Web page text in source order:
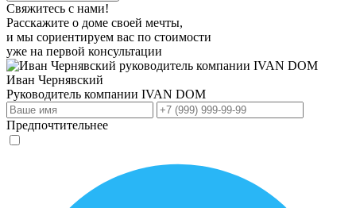
Свяжитесь с нами!
Расскажите о доме своей мечты,
и мы сориентируем вас по стоимости
уже на первой консультации
Иван Чернявский
Руководитель компании IVAN DOM
Предпочтительнее